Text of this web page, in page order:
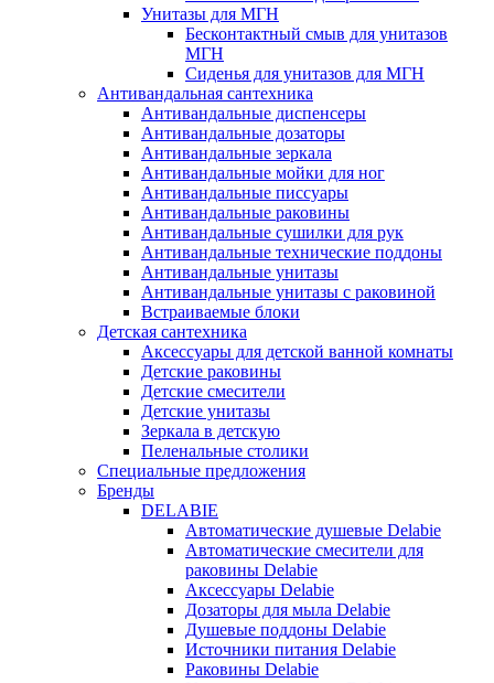
Унитазы для МГН
Бесконтактный смыв для унитазов
МГН
Сиденья для унитазов для МГН
Антивандальная сантехника
Антивандальные диспенсеры
Антивандальные дозаторы
Антивандальные зеркала
Антивандальные мойки для ног
Антивандальные писсуары
Антивандальные раковины
Антивандальные сушилки для рук
Антивандальные технические поддоны
Антивандальные унитазы
Антивандальные унитазы с раковиной
Встраиваемые блоки
Детская сантехника
Аксессуары для детской ванной комнаты
Детские раковины
Детские смесители
Детские унитазы
Зеркала в детскую
Пеленальные столики
Специальные предложения
Бренды
DELABIE
Автоматические душевые Delabie
Автоматические смесители для
раковины Delabie
Аксессуары Delabie
Дозаторы для мыла Delabie
Душевые поддоны Delabie
Источники питания Delabie
Раковины Delabie